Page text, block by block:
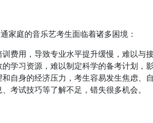
家庭的音乐艺考生面临着诸多困境：
费用，导致专业水平提升缓慢，难以与
学习资源，难以制定科学的备考计划，影
自身的经济压力，考生容易发生焦虑、
考试技巧等了解不足，错失很多机会。